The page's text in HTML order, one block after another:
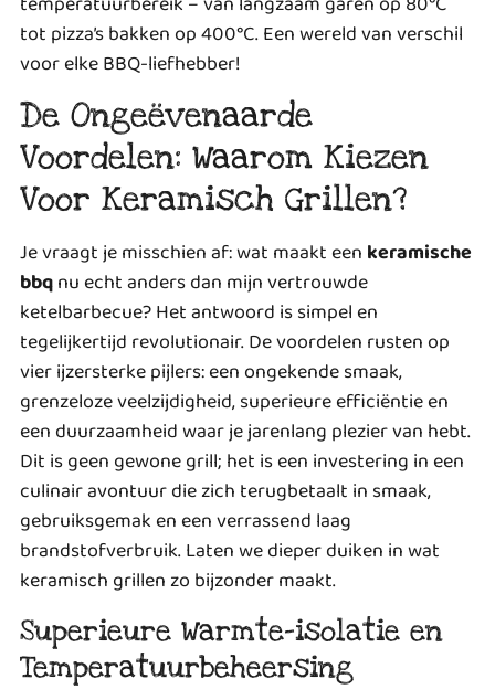
tot pizza’s bakken op 400°C. Een wereld van verschil
voor elke BBQ-liefhebber!
De Ongeëvenaarde
Voordelen: Waarom Kiezen
Voor Keramisch Grillen?
Je vraagt je misschien af: wat maakt een keramische
bbqnu echt anders dan mijn vertrouwde
ketelbarbecue? Het antwoord is simpel en
tegelijkertijd revolutionair. De voordelen rusten op
vier ijzersterke pijlers: een ongekende smaak,
grenzeloze veelzijdigheid, superieure efficiëntie en
een duurzaamheid waar je jarenlang plezier van hebt.
Dit is geen gewone grill; het is een investering in een
culinair avontuur die zich terugbetaalt in smaak,
gebruiksgemak en een verrassend laag
brandstofverbruik. Laten we dieper duiken in wat
keramisch grillen zo bijzonder maakt.
Superieure Warmte-isolatie en
Temperatuurbeheersing